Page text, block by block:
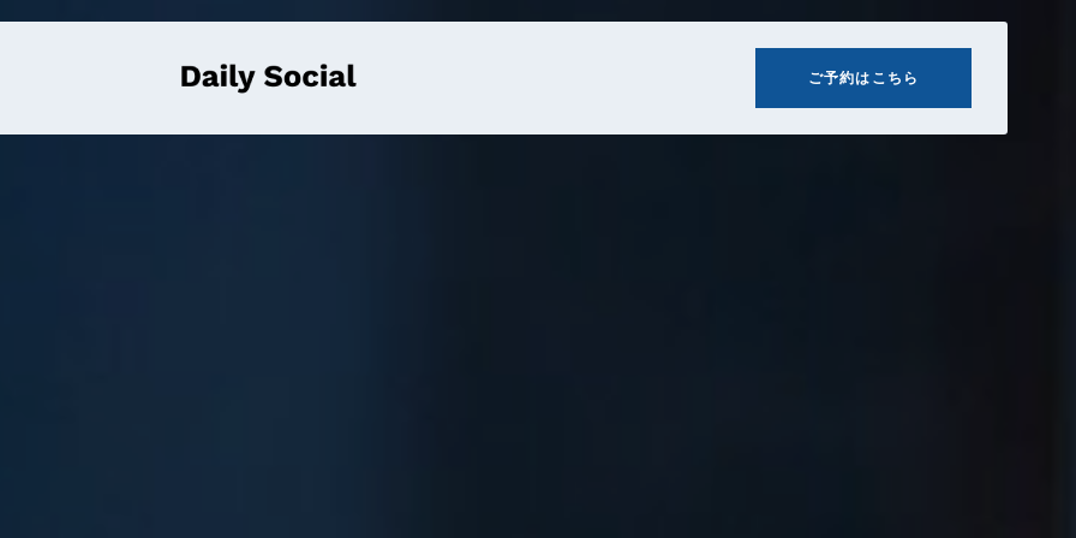
ご予約はこちら